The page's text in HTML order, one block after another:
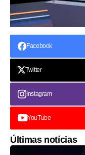
Facebook
Twitter
Instagram
YouTube
Últimas notícias